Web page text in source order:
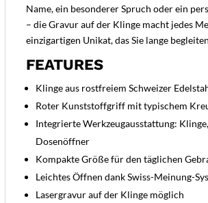
Name, ein besonderer Spruch oder ein
– die Gravur auf der Klinge macht jedes
einzigartigen Unikat, das Sie lange
FEATURES
Klinge aus rostfreiem Schweizer
Roter Kunststoffgriff mit typischem
Integrierte Werkzeugausstattung:
Dosenöffner
Kompakte Größe für den täglichen
Leichtes Öffnen dank Swiss-Meinung-
Lasergravur auf der Klinge möglich